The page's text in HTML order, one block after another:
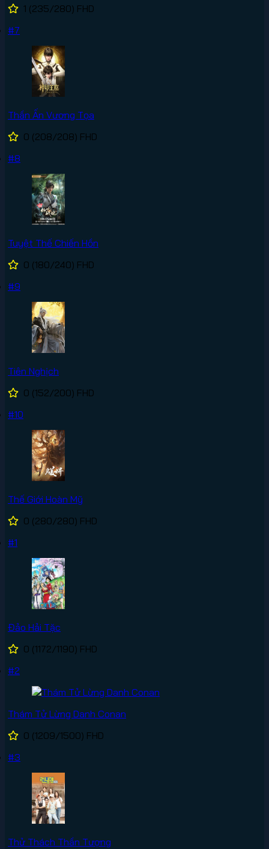
1 (235/280) FHD
#7
Thần Ấn Vương Tọa
0 (208/208) FHD
#8
Tuyệt Thế Chiến Hồn
0 (180/240) FHD
#9
Tiên Nghịch
0 (152/200) FHD
#10
Thế Giới Hoàn Mỹ
0 (280/280) FHD
#1
Đảo Hải Tặc
0 (1172/1190) FHD
#2
Thám Tử Lừng Danh Conan
0 (1209/1500) FHD
#3
Thử Thách Thần Tượng